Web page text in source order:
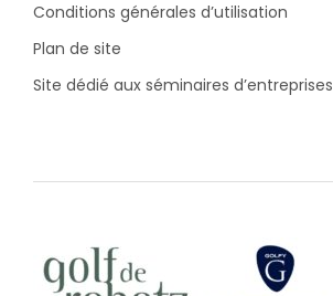
Conditions générales d’utilisation
Plan de site
Site dédié aux séminaires d’entreprises